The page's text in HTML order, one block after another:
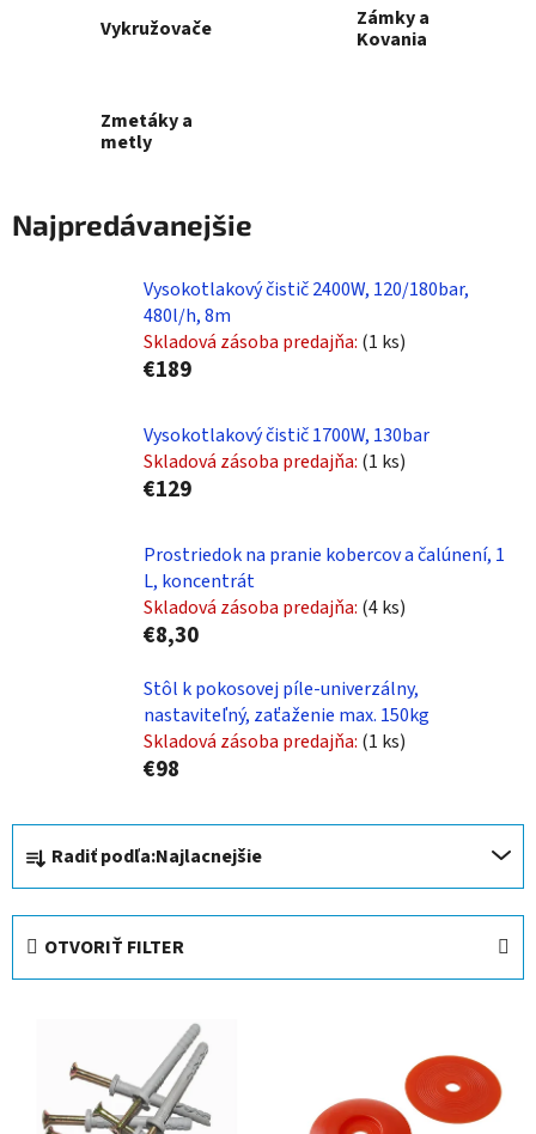
Vykružovače
Zámky a
Kovania
Zmetáky a
metly
Najpredávanejšie
Vysokotlakový čistič 2400W, 120/180bar,
480l/h, 8m
Skladová zásoba predajňa: (1 ks)
€189
Vysokotlakový čistič 1700W, 130bar
Skladová zásoba predajňa: (1 ks)
€129
Prostriedok na pranie kobercov a čalúnení, 1
L, koncentrát
Skladová zásoba predajňa: (4 ks)
€8,30
Stôl k pokosovej píle-univerzálny,
nastaviteľný, zaťaženie max. 150kg
Skladová zásoba predajňa: (1 ks)
€98
R
a
d
Radiť podľa:Najlacnejšie
OTVORIŤ FILTER